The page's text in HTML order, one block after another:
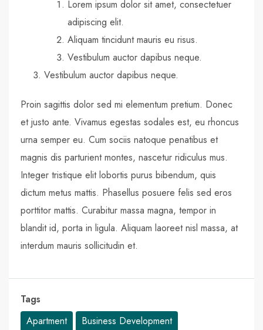
Lorem ipsum dolor sit amet, consectetuer
adipiscing elit.
Aliquam tincidunt mauris eu risus.
Vestibulum auctor dapibus neque.
Vestibulum auctor dapibus neque.
Proin sagittis dolor sed mi elementum pretium. Donec
et justo ante. Vivamus egestas sodales est, eu rhoncus
urna semper eu. Cum sociis natoque penatibus et
magnis dis parturient montes, nascetur ridiculus mus.
Integer tristique elit lobortis purus bibendum, quis
dictum metus mattis. Phasellus posuere felis sed eros
porttitor mattis. Curabitur massa magna, tempor in
blandit id, porta in ligula. Aliquam laoreet nisl massa, at
interdum mauris sollicitudin et.
Tags
Apartment
Business Development